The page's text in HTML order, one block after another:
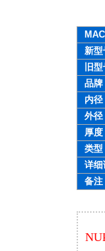
新型
旧
品牌
内径
外径
厚度
类型
详细
备注